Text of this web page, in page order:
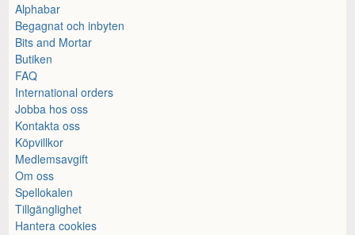
Alphabar
Begagnat och inbyten
Bits and Mortar
Butiken
FAQ
International orders
Jobba hos oss
Kontakta oss
Köpvillkor
Medlemsavgift
Om oss
Spellokalen
Tillgänglighet
Hantera cookies